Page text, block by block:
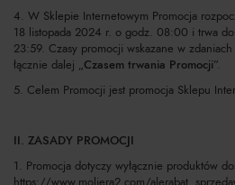
4. W Sklepie Internetowym Promocja
18 listopada 2024 r. o godz. 08:00 i trwa
23:59. Czasy promocji wskazane w
łącznie dalej „Czasem trwania Promocji”.
5. Celem Promocji jest promocja Sklepu
II. ZASADY PROMOCJI
1. Promocja dotyczy wyłącznie produktów